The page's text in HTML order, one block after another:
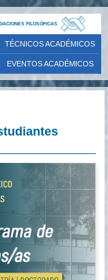
FILOSÓFICAS
TÉCNICOS ACADÉMICOS
EVENTOS ACADÉMICOS